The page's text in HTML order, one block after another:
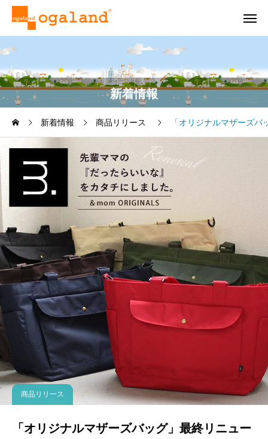
新着情報
新着情報 商品リリース 「オリジナルマザーズ
商品リリース
「オリジナルマザーズバッグ」最終リニュー